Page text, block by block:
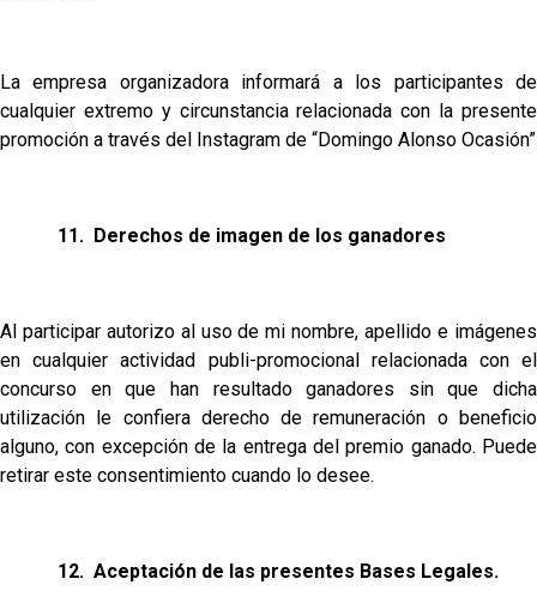
La empresa organizadora informará a los participantes de
cualquier extremo y circunstancia relacionada con la presente
promoción a través del Instagram de “Domingo Alonso Ocasión”
11. Derechos de imagen de los ganadores
Al participar autorizo al uso de mi nombre, apellido e imágenes
en cualquier actividad publi-promocional relacionada con el
concurso en que han resultado ganadores sin que dicha
utilización le confiera derecho de remuneración o beneficio
alguno, con excepción de la entrega del premio ganado. Puede
retirar este consentimiento cuando lo desee.
12. Aceptación de las presentes Bases Legales.